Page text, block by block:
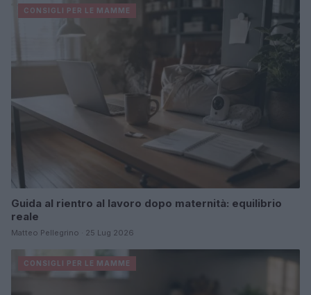
CONSIGLI PER LE MAMME
Guida al rientro al lavoro dopo maternità: equilibrio
reale
Matteo Pellegrino · 25 Lug 2026
CONSIGLI PER LE MAMME